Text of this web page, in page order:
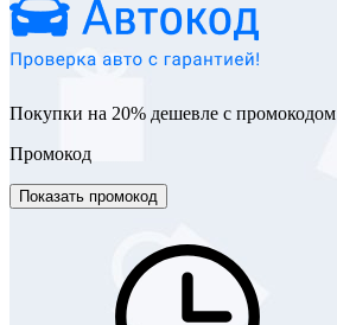
Покупки на 20% дешевле с промокодом
Промокод
Показать промокод